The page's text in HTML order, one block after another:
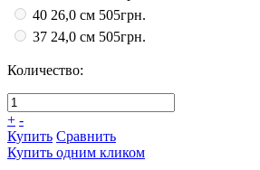
40 26,0 см 505грн.
37 24,0 см 505грн.
Количество:
+ -
Купить Сравнить
Купить одним кликом